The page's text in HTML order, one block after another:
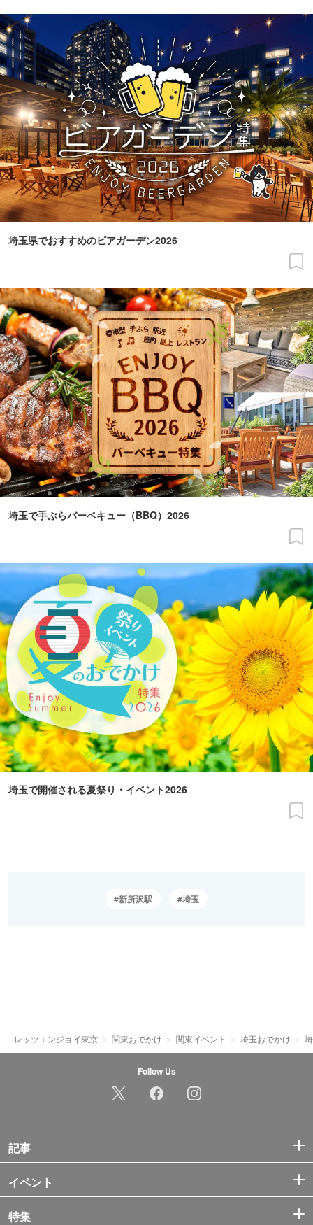
埼玉県でおすすめのビアガーデン2026
埼玉で手ぶらバーベキュー（BBQ）2026
埼玉で開催される夏祭り・イベント2026
新所沢駅 埼玉
レッツエンジョイ東京 関東おでかけ 関東イベント 埼玉おでかけ
Follow Us
記事
イベント
特集